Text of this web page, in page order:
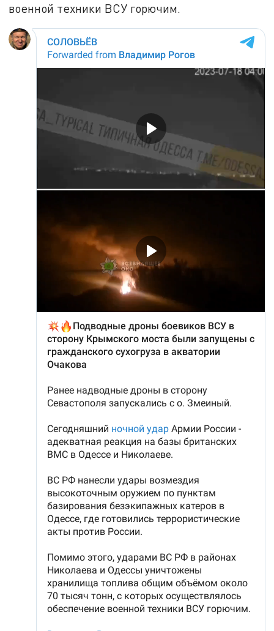
военной техники ВСУ горючим.